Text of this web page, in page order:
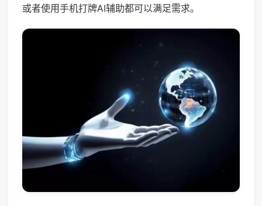
或者使用手机打牌AI辅助都可以满足需求。